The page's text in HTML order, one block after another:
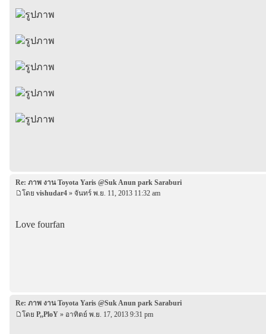
Re: ภาพ งาน Toyota Yaris @Suk Anun park Saraburi
โดย vishudar4 » จันทร์ พ.ย. 11, 2013 11:32 am
Love fourfan
Re: ภาพ งาน Toyota Yaris @Suk Anun park Saraburi
โดย P,,PloY » อาทิตย์ พ.ย. 17, 2013 9:31 pm